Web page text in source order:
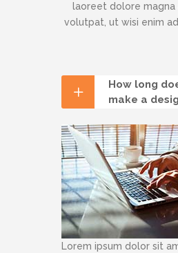
laoreet dolore magna
volutpat, ut wisi enim
How long
make a
Lorem ipsum dolor sit